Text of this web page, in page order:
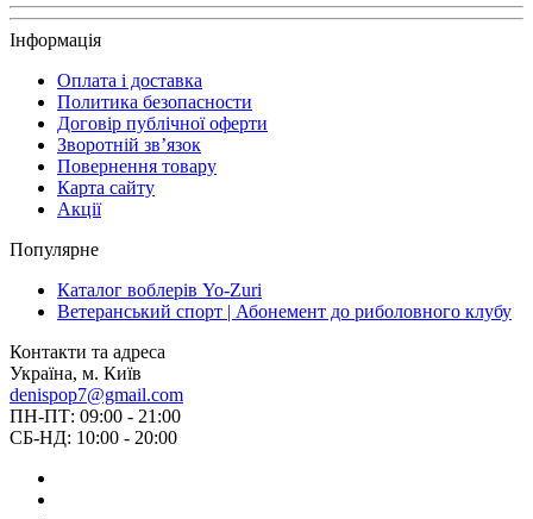
Інформація
Оплата і доставка
Политика безопасности
Договір публічної оферти
Зворотній зв’язок
Повернення товару
Карта сайту
Акції
Популярне
Каталог воблерів Yo-Zuri
Ветеранський спорт | Абонемент до риболовного клубу
Контакти та адреса
Україна, м. Київ
denispop7@gmail.com
ПН-ПТ: 09:00 - 21:00
СБ-НД: 10:00 - 20:00